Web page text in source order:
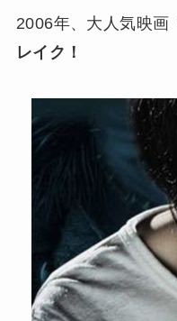
2006年、大人気映画
レイク！